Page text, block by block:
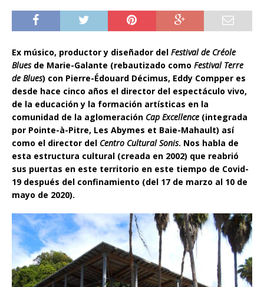
Ex músico, productor y diseñador del Festival de Créole
Bluesde Marie-Galante (rebautizado como Festival Terre
de Blues) con Pierre-Édouard Décimus, Eddy Compper es
desde hace cinco años el director del espectáculo vivo,
de la educación y la formación artísticas en la
comunidad de la aglomeración Cap Excellence (integrada
por Pointe-à-Pitre, Les Abymes et Baie-Mahault) así
como el director del Centro Cultural Sonis. Nos habla de
esta estructura cultural (creada en 2002) que reabrió
sus puertas en este territorio en este tiempo de Covid-
19 después del confinamiento (del 17 de marzo al 10 de
mayo de 2020).